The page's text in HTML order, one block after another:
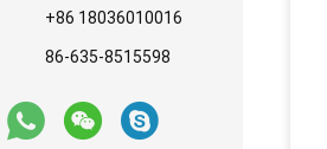
+86 18036010016
86-635-8515598